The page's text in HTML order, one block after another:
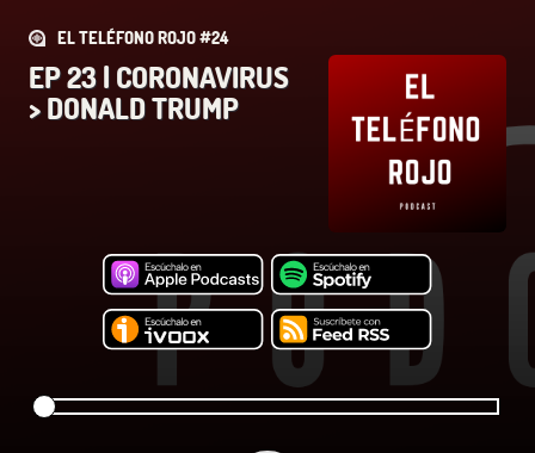
EL TELÉFONO ROJO #24
EP 23 | CORONAVIRUS
> DONALD TRUMP